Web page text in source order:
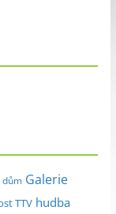
dům Galerie
TTV hudba